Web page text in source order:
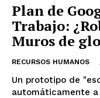
Plan de
Trabajo:
Muros de
RECURSOS HUMANOS
Un prototipo de
automáticamente